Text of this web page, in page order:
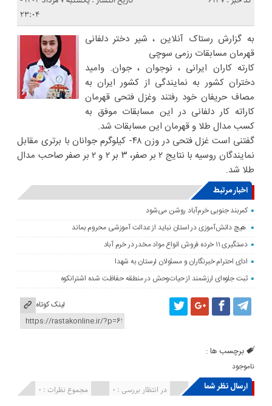
۲۳:۰۴
به گزارش رستاک آنلاین ، شیر دختر دلفانی
قهرمان مسابقات رزمی سوچی
کارته کاران ایرانی ، نوجوان ، جوان. وامید
دختران کشور به نمایندگی از کشور ایران به
مصاف حریفان خود رفتند وغزل فتحی قهرمان
کاراته کار دلفانی در این مسابقات موفق به
کسب مدال طلا و قهرمان این مسابقات شد.
گفتنی است غزل فتحی در وزن ۴۸- کیلوگرم جوانان با برتری مقابل
نمایندگان روسیه با نتایج ۲ بر صفر، ۳ بر ۲ و ۲ بر صفر صاحب مدال
طلا شد.
اخبار مرتبط
کمربند جنوبی خرم‌‌آباد روشن می‌شود
هیچ دانش‌آموزی در استان نباید از عدالت آموزشی محروم بماند
دستگیری ۱۱ خرده فروش انواع مواد مخدر در خرم آباد
ادای احترام خبرنگاران و مسئولان لرستان به شهدا
ثبت جلوه‌ای ارزشمند از حیات‌وحش در منطقه حفاظت شده اشترانکوه
لینک کوتاه
برچسب ها :
ناموجود
ارسال نظر شما مجموع نظرات : 0 در انتظار بررسی : 0 انتشار یافته : ۰